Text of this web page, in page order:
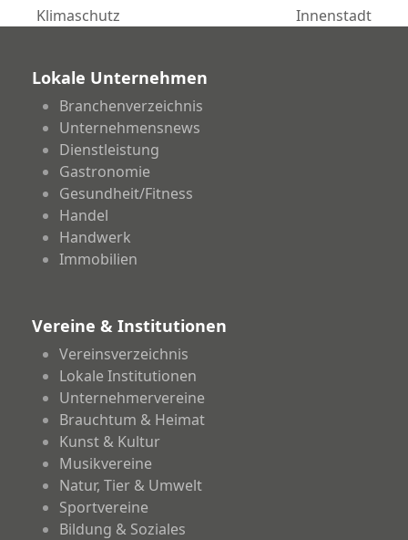
Klimaschutz
Innenstadt
Lokale Unternehmen
Branchenverzeichnis
Unternehmensnews
Dienstleistung
Gastronomie
Gesundheit/Fitness
Handel
Handwerk
Immobilien
Vereine & Institutionen
Vereinsverzeichnis
Lokale Institutionen
Unternehmervereine
Brauchtum & Heimat
Kunst & Kultur
Musikvereine
Natur, Tier & Umwelt
Sportvereine
Bildung & Soziales